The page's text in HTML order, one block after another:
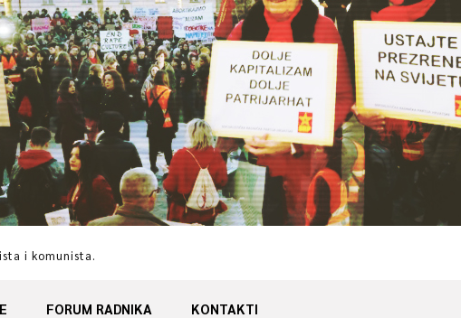
i komunista.
FORUM RADNIKA KONTAKTI